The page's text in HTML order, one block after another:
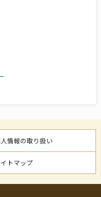
情報の取り扱い
トマップ